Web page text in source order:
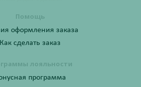
Помощь
оформления заказа
Как сделать заказ
лояльности
программа